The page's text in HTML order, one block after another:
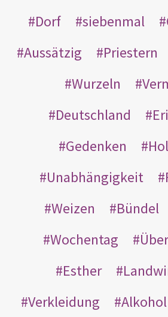
Dorf
siebenmal
Aussätzig
Priestern
Wurzeln
Deutschland
Gedenken
Unabhängigkeit
Weizen
Bündel
Wochentag
Esther
Verkleidung
Alkohol